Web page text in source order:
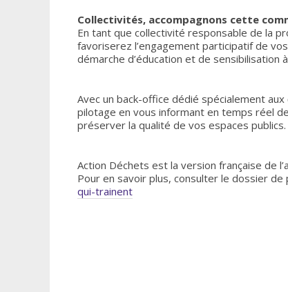
Collectivités, accompagnons cette
En tant que collectivité responsable de la
favoriserez l’engagement participatif de
démarche d’éducation et de sensibilisation
Avec un back-office dédié spécialement
pilotage en vous informant en temps réel
préserver la qualité de vos espaces publics.
Action Déchets est la version française de
Pour en savoir plus, consulter le dossier de
qui-trainent